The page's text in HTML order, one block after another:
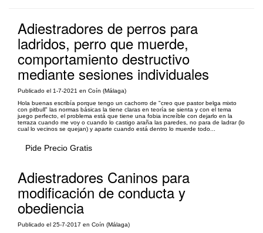
Adiestradores de perros para
ladridos, perro que muerde,
comportamiento destructivo
mediante sesiones individuales
Publicado el 1-7-2021 en Coín (Málaga)
Hola buenas escribía porque tengo un cachorro de "creo que pastor belga mixto
con pitbull" las normas básicas la tiene claras en teoría se sienta y con el tema
juego perfecto, el problema está que tiene una fobia increíble con dejarlo en la
terraza cuando me voy o cuando lo castigo araña las paredes, no para de ladrar (lo
cual lo vecinos se quejan) y aparte cuando está dentro lo muerde todo...
Pide Precio Gratis
Adiestradores Caninos para
modificación de conducta y
obediencia
Publicado el 25-7-2017 en Coín (Málaga)